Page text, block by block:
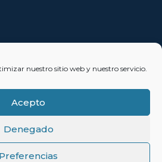
nuestro sitio web y nuestro servicio.
Acepto
Denegado
Preferencias
nº54, Oficina 23, Alcoy (Alicante)